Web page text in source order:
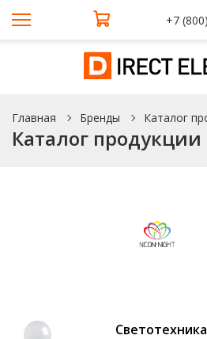
+7
Главная Бренды Каталог
Каталог
Светотехника